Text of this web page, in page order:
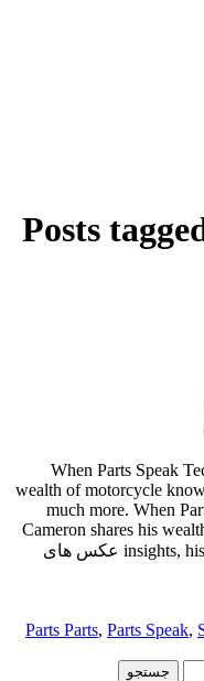
Posts
When Parts Speak
wealth of motorcycle
much more. When
Cameron shares his
insights, history, and much more. When Parts Speak عکس های
Parts Parts, Parts Speak,